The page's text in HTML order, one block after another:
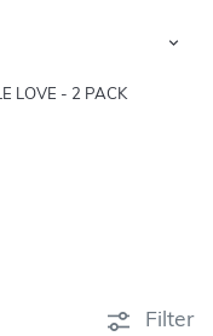
LOVE - 2 PACK
Filter